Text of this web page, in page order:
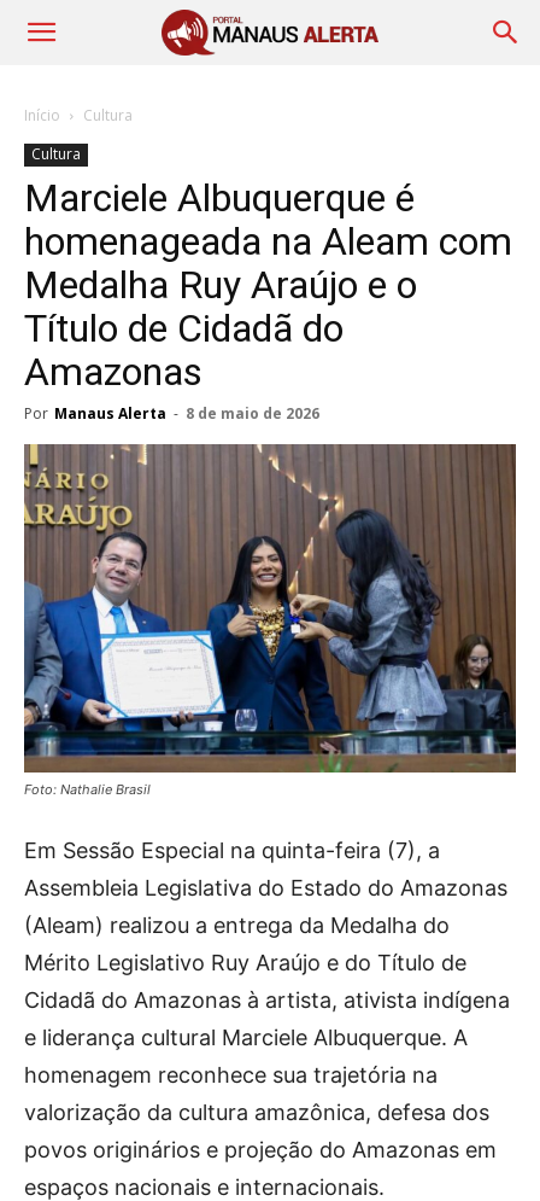
Início
Cultura
Cultura
Marciele Albuquerque é
homenageada na Aleam com
Medalha Ruy Araújo e o
Título de Cidadã do
Amazonas
Por Manaus Alerta - 8 de maio de 2026
Foto: Nathalie Brasil
Em Sessão Especial na quinta-feira (7), a
Assembleia Legislativa do Estado do Amazonas
(Aleam) realizou a entrega da Medalha do
Mérito Legislativo Ruy Araújo e do Título de
Cidadã do Amazonas à artista, ativista indígena
e liderança cultural Marciele Albuquerque. A
homenagem reconhece sua trajetória na
valorização da cultura amazônica, defesa dos
povos originários e projeção do Amazonas em
espaços nacionais e internacionais.